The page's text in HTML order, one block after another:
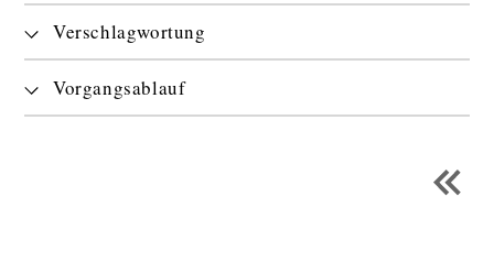
Verschlagwortung
Vorgangsablauf